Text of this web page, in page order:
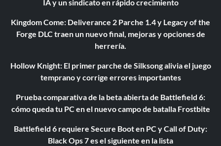
IA y un sindicato en rápido crecimiento
Kingdom Come: Deliverance 2 Parche 1.4 y Legacy of the
Forge DLC traen un nuevo final, mejoras y opciones de
herrería.
Hollow Knight: El primer parche de Silksong alivia el juego
temprano y corrige errores importantes
Prueba comparativa de la beta abierta de Battlefield 6:
cómo queda tu PC en el nuevo campo de batalla Frostbite
Battlefield 6 requiere Secure Boot en PC y Call of Duty:
Black Ops 7 es el siguiente en la lista